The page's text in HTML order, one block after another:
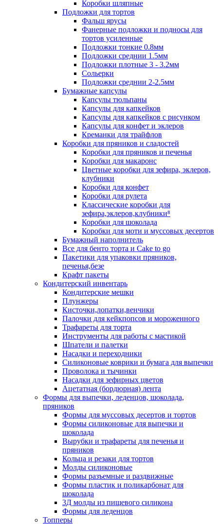
Коробки шляпные
Подложки для тортов
Фальш ярусы
Фанерные подложки и подносы для
тортов усиленные
Подложки тонкие 0.8мм
Подложки среднии 1.5мм
Подложки плотные 3 - 3.2мм
Сольерки
Подложки среднии 2-2.5мм
Бумажные капсулы
Капсулы тюльпаны
Капсулы для капкейков
Капсулы для капкейков с рисунком
Капсулы для конфет и эклеров
Креманки для трайфлов
Коробки для пряников и сладостей
Коробки для пряников и печенья
Коробки для макаронс
Цветные коробки для зефира, эклеров,
клубники
Коробки для конфет
Коробки для рулета
Классические коробки для
зефира,эклеров,клубники⁸
Коробки для шоколада
Коробки для моти и муссовых десертов
Бумажный наполнитель
Все для бенто торта и Cake to go
Пакетики для упаковки пряников,
печенья,безе
Крафт пакеты
Кондитерский инвентарь
Кондитерские мешки
Плунжеры
Кисточки,лопатки,венчики
Палочки для кейкпопсов и мороженного
Трафареты для торта
Инструменты для работы с мастикой
Шпатели и палетки
Насадки и переходники
Силиконовые коврики и бумага для выпечки
Проволока и тычинки
Насадки для зефирных цветов
Ацетатная (бордюрная) лента
Формы для выпечки, леденцов, шоколада,
пряников
Формы для муссовых десертов и тортов
Формы силиконовые для выпечки и
шоколада
Вырубки и трафареты для печенья и
пряников
Кольца и резаки для тортов
Молды силиконовые
Формы разъемные и раздвижные
Формы пластик и поликарбонат для
шоколада
3Д молды из пищевого силикона
Формы для леденцов
Топперы